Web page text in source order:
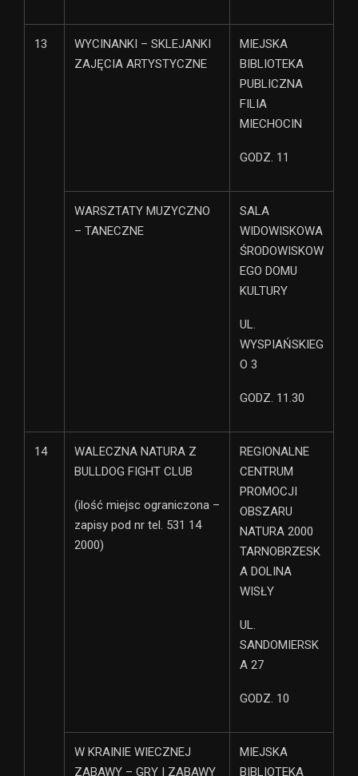
13
WYCINANKI – SKLEJANKI
ZAJĘCIA ARTYSTYCZNE
MIEJSKA
BIBLIOTEKA
PUBLICZNA
FILIA
MIECHOCIN
GODZ. 11
WARSZTATY MUZYCZNO
– TANECZNE
SALA
WIDOWISKOWA
ŚRODOWISKOW
EGO DOMU
KULTURY
UL.
WYSPIAŃSKIEG
O 3
GODZ. 11.30
14
WALECZNA NATURA Z
BULLDOG FIGHT CLUB
(ilość miejsc ograniczona –
zapisy pod nr tel. 531 14
2000)
REGIONALNE
CENTRUM
PROMOCJI
OBSZARU
NATURA 2000
TARNOBRZESK
A DOLINA
WISŁY
UL.
SANDOMIERSK
A 27
GODZ. 10
W KRAINIE WIECZNEJ
ZABAWY – GRY I ZABAWY
MIEJSKA
BIBLIOTEKA